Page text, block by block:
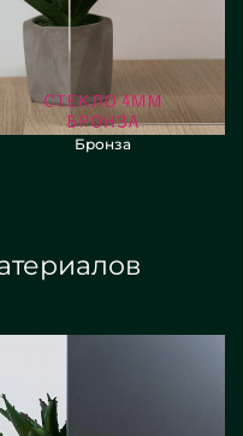
Бронза